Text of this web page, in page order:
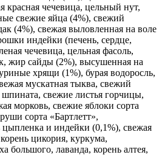
красная чечевица, цельный нут,
свежие яйца (4%), свежий
(4%), свежая выловленная на воле
индейки (печень, сердце,
чечевица, цельная фасоль,
жир сайды (2%), высушенная на
хрящи (1%), бурая водоросль,
мускатная тыква, свежий
шпината, свежие листья горчицы,
морковь, свежие яблоки сорта
сорта «Бартлетт»,
и индейки (0,1%), свежая
цикория, куркума,
большого, лаванда, корень алтея,